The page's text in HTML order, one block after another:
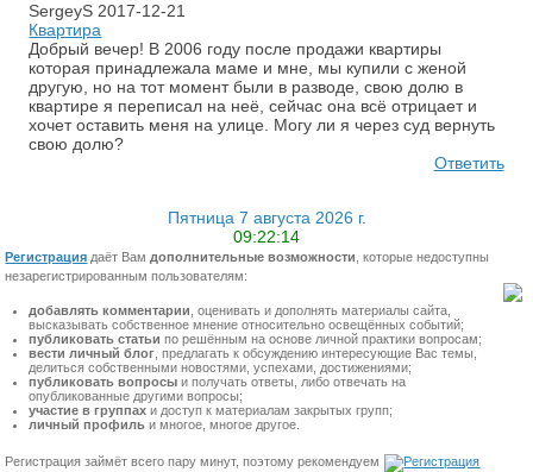
SergeyS 2017-12-21
Квартира
Добрый вечер! В 2006 году после продажи квартиры
которая принадлежала маме и мне, мы купили с женой
другую, но на тот момент были в разводе, свою долю в
квартире я переписал на неё, сейчас она всё отрицает и
хочет оставить меня на улице. Могу ли я через суд вернуть
свою долю?
Ответить
Пятница 7 августа 2026 г.
09:22:14
Регистрация даёт Вам дополнительные возможности , которые недоступны
незарегистрированным пользователям:
добавлять комментарии , оценивать и дополнять материалы сайта,
высказывать собственное мнение относительно освещённых событий;
публиковать статьи по решённым на основе личной практики вопросам;
вести личный блог , предлагать к обсуждению интересующие Вас темы,
делиться собственными новостями, успехами, достижениями;
публиковать вопросы и получать ответы, либо отвечать на
опубликованные другими вопросы;
участие в группах и доступ к материалам закрытых групп;
личный профиль и многое, многое другое.
Регистрация займёт всего пару минут, поэтому рекомендуем